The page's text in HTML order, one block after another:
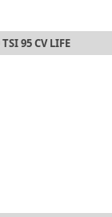
95 CV LIFE